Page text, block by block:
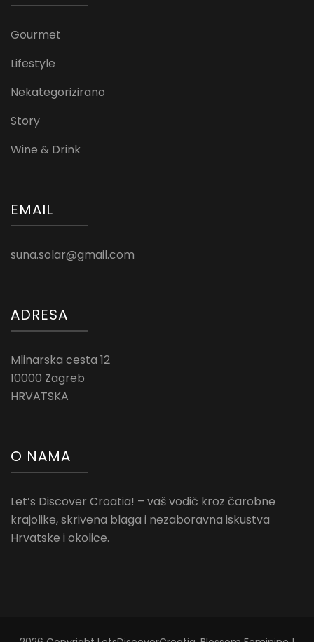
Gourmet
Lifestyle
Nekategorizirano
Story
Wine & Drink
EMAIL
suna.solar@gmail.com
ADRESA
Mlinarska cesta 12
10000 Zagreb
HRVATSKA
O NAMA
Let’s Discover Croatia! – vaš vodič kroz čarobne
krajolike, skrivena blaga i nezaboravna iskustva
Hrvatske i okolice.